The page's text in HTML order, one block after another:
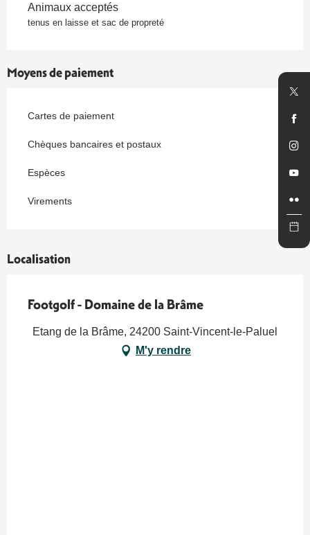
Animaux acceptés
tenus en laisse et sac de propreté
Moyens de paiement
Cartes de paiement
Chèques bancaires et postaux
Espèces
Virements
Localisation
Footgolf - Domaine de la Brâme
Etang de la Brâme, 24200 Saint-Vincent-le-Paluel
M'y rendre